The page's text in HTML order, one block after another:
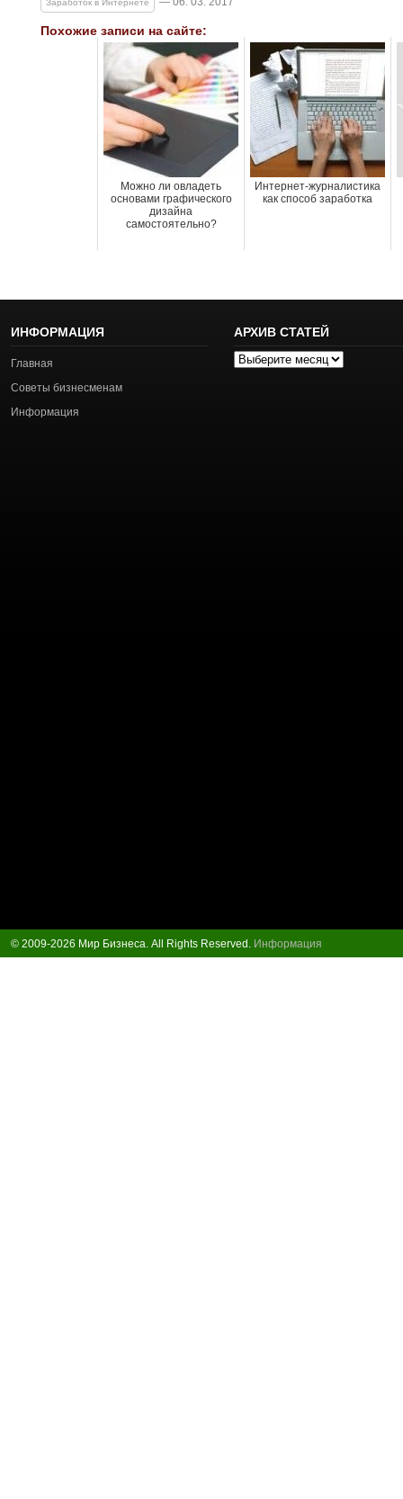
Заработок в Интернете
Похожие записи на сайте:
Можно ли овладеть
основами графического
дизайна
самостоятельно?
Интернет-журналистика
как способ заработка
ИНФОРМАЦИЯ
Главная
Советы бизнесменам
Информация
АРХИВ СТАТЕЙ
Архив
© 2009-2026 Мир Бизнеса. All Rights Reserved. Информация